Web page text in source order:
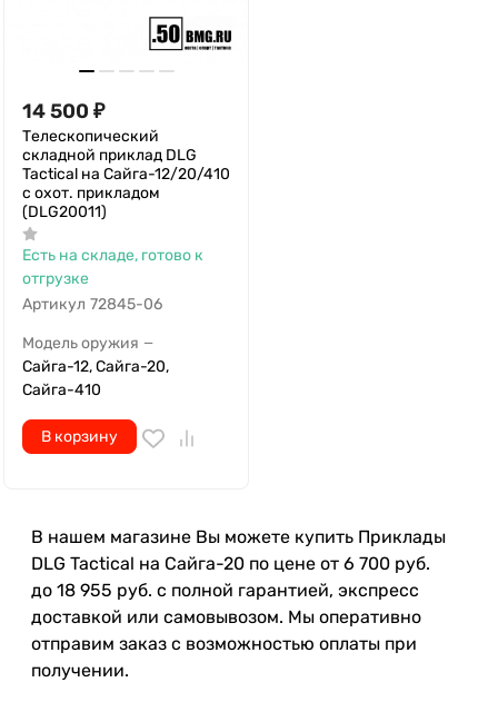
14 500 ₽
Телескопический
складной приклад DLG
Tactical на Сайга-12/20/410
с охот. прикладом
(DLG20011)
Есть на складе, готово к
отгрузке
Артикул 72845-06
Модель оружия —
Сайга-12, Сайга-20,
Сайга-410
В корзину
В нашем магазине Вы можете купить Приклады
DLG Tactical на Сайга-20 по цене от 6 700 руб.
до 18 955 руб. с полной гарантией, экспресс
доставкой или самовывозом. Мы оперативно
отправим заказ с возможностью оплаты при
получении.